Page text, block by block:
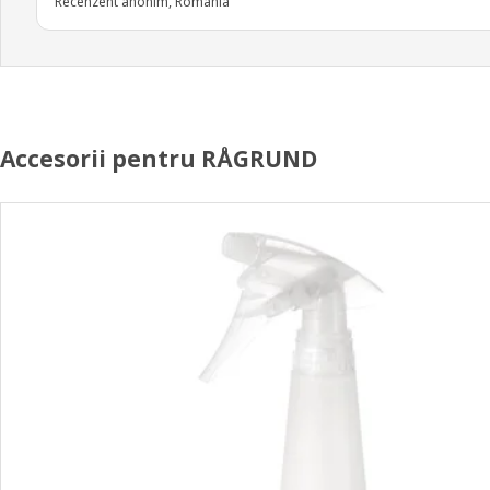
Accesorii pentru RÅGRUND